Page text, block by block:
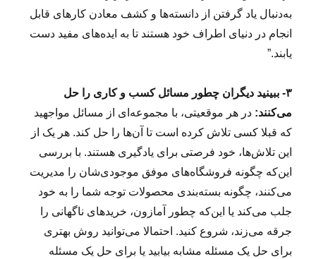
به‌دنبال یاد گرفتن از دانسته‌ها و کشف معادن کارهای قابل
انجام در دنیای اطراف خود هستند تا به ایده‌های مفید دست
یابند.”
۳- ببینید دیگران چطور مسائل کسب و کاری را حل
می‌کنند: در هر موقعیتی، با مجموعه‌ای از مسائل مواجهید
که قبلا کسی تلاش کرده است تا آن‌ها را حل کند. هر یک از
این تلاش‌ها، خود فرصتی برای یادگیری هستند. با بررسی
این‌که چگونه فروشگاه‌های موفق موجودی‌شان را مدیریت
می‌کنند، چگونه بسته‌بندی محصولات توجه شما را به خود
جلب می‌کند یا این‌که چطور آمازون، خریدهای ناگهانی را
جرقه می‌زند، شروع کنید. احتمالا می‌توانید روش بهتری
برای حل یک مسئله‌ مشابه بیابید یا برای حل یک مسئله